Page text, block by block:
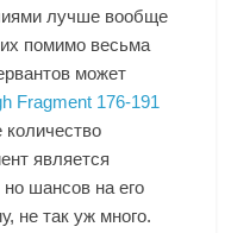
лучше вообще
помимо весьма
может
Fragment 176-191
является
шансов на его
не так уж много.